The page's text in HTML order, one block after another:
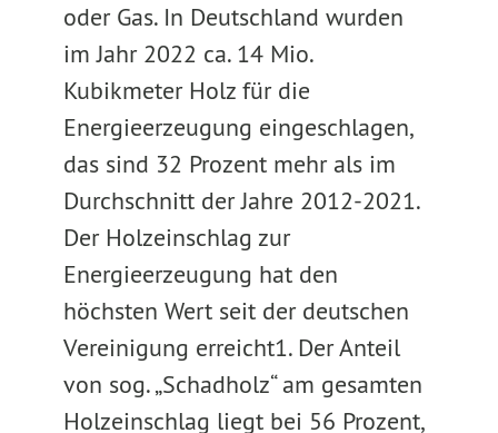
oder Gas. In Deutschland wurden
im Jahr 2022 ca. 14 Mio.
Kubikmeter Holz für die
Energieerzeugung eingeschlagen,
das sind 32 Prozent mehr als im
Durchschnitt der Jahre 2012-2021.
Der Holzeinschlag zur
Energieerzeugung hat den
höchsten Wert seit der deutschen
Vereinigung erreicht1. Der Anteil
von sog. „Schadholz“ am gesamten
Holzeinschlag liegt bei 56 Prozent,